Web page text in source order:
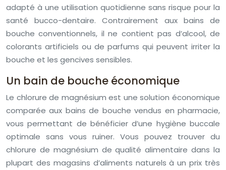
adapté à une utilisation quotidienne sans risque pour la
santé bucco-dentaire. Contrairement aux bains de
bouche conventionnels, il ne contient pas d’alcool, de
colorants artificiels ou de parfums qui peuvent irriter la
bouche et les gencives sensibles.
Un bain de bouche économique
Le chlorure de magnésium est une solution économique
comparée aux bains de bouche vendus en pharmacie,
vous permettant de bénéficier d’une hygiène buccale
optimale sans vous ruiner. Vous pouvez trouver du
chlorure de magnésium de qualité alimentaire dans la
plupart des magasins d’aliments naturels à un prix très